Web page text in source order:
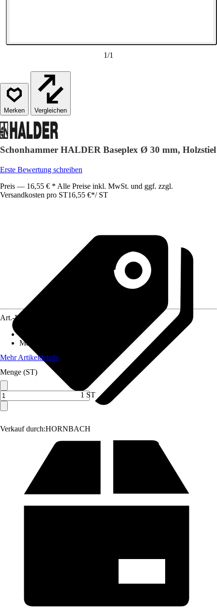
1/1
Vergleichen
Schonhammer HALDER Baseplex Ø 30 mm, Holzstiel
Erste Bewertung schreiben
Preis — 16,55 € * Alle Preise inkl. MwSt. und ggf. zzgl.
Versandkosten pro ST16,55 €*/ ST
Verkauf durch:HORNBACH
Art.-Nr.
Material Stiel
Mehr Artikeldetails
Menge (ST)
1 ST